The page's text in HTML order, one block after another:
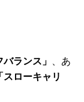
バランス」
、あ
スローキャリ